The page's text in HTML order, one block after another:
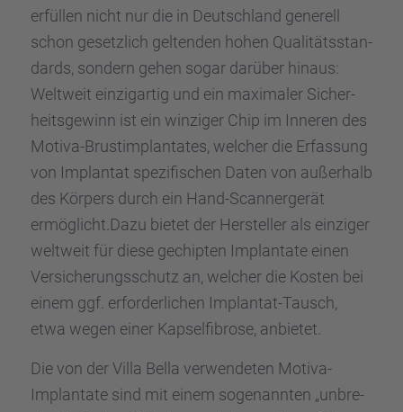
erfül­len nicht nur die in Deutsch­land generell
schon gesetz­lich gelten­den hohen Quali­täts­stan­
dards, sondern gehen sogar darüber hinaus:
Weltweit einzig­ar­tig und ein maxima­ler Sicher­
heits­ge­winn ist ein winzi­ger Chip im Inneren des
Motiva-Brust­im­plan­ta­tes, welcher die Erfas­sung
von Implan­tat spezi­fi­schen Daten von außer­halb
des Körpers durch ein Hand-Scanner­ge­rät
ermöglicht.Dazu bietet der Herstel­ler als einzi­ger
weltweit für diese gechip­ten Implan­tate einen
Versi­che­rungs­schutz an, welcher die Kosten bei
einem ggf. erfor­der­li­chen Implan­tat-Tausch,
etwa wegen einer Kapsel­fi­brose, anbie­tet.
Die von der Villa Bella verwen­de­ten Motiva-
Implan­tate sind mit einem sogenann­ten „unbre­